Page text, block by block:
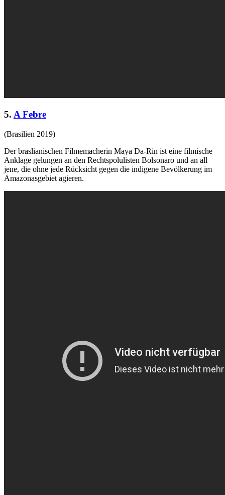
5. A Febre
(Brasilien 2019)
Der braslianischen Filmemacherin Maya Da-Rin ist eine filmische
Anklage gelungen an den Rechtspolulisten Bolsonaro und an all
jene, die ohne jede Rücksicht gegen die indigene Bevölkerung im
Amazonasgebiet agieren.